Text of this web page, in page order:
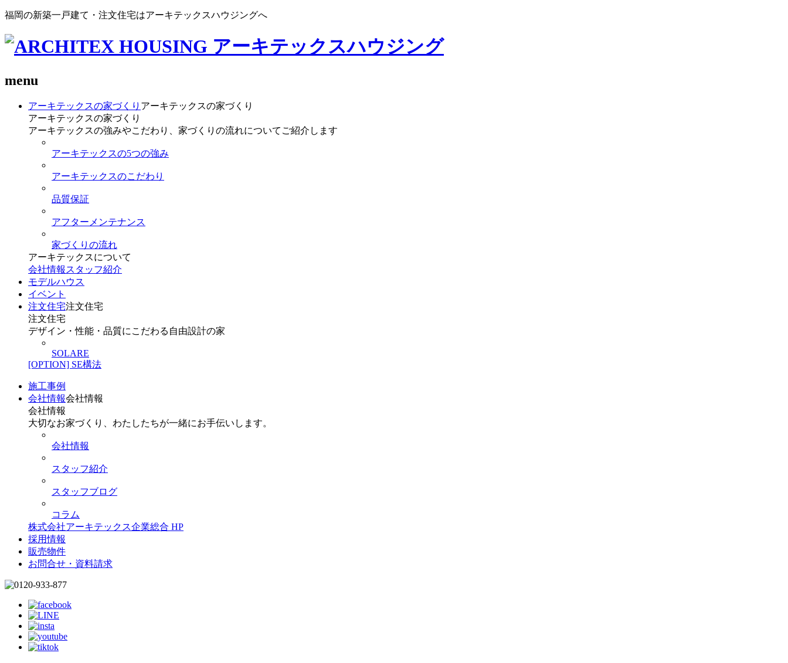
福岡の新築一戸建て・注文住宅はアーキテックスハウジングへ
menu
アーキテックスの家づくり アーキテックスの家づくり
アーキテックスの家づくり
アーキテックスの強みやこだわり、家づくりの流れについてご紹介します
アーキテックスの5つの強み
アーキテックスのこだわり
品質保証
アフターメンテナンス
家づくりの流れ
アーキテックスについて
会社情報 スタッフ紹介
モデルハウス
イベント
注文住宅注文住宅
注文住宅
デザイン・性能・品質にこだわる自由設計の家
SOLARE
[OPTION] SE構法
施工事例
会社情報会社情報
会社情報
大切なお家づくり、わたしたちが一緒にお手伝いします。
会社情報
スタッフ紹介
スタッフブログ
コラム
株式会社アーキテックス企業総合 HP
採用情報
販売物件
お問合せ・資料請求